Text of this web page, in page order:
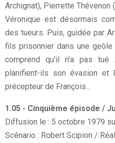
Archignat), Pierrette Thévenon
Véronique est désormais
des tueurs. Puis, guidée par
fils prisonnier dans une
comprend qu'il n'a pas tué
planifient-ils son évasion et
précepteur de François...
1.05 - Cinquième épisode /
Diffusion le : 5 octobre 1979
Scénario : Robert Scipion /